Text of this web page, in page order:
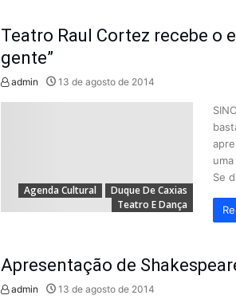
Teatro Raul Cortez recebe o
gente”
admin 13 de agosto de 2014
Agenda Cultural
Duque De Caxias
Teatro E Dança
Se
Apresentação de
admin 13 de agosto de 2014